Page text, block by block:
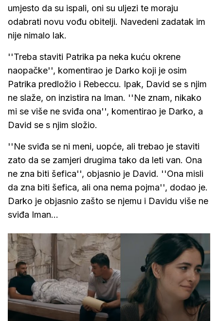
umjesto da su ispali, oni su uljezi te moraju
odabrati novu vođu obitelji. Navedeni zadatak im
nije nimalo lak.
''Treba staviti Patrika pa neka kuću okrene
naopačke'', komentirao je Darko koji je osim
Patrika predložio i Rebeccu. Ipak, David se s njim
ne slaže, on inzistira na Iman. ''Ne znam, nikako
mi se više ne sviđa ona'', komentirao je Darko, a
David se s njim složio.
''Ne sviđa se ni meni, uopće, ali trebao je staviti
zato da se zamjeri drugima tako da leti van. Ona
ne zna biti šefica'', objasnio je David. ''Ona misli
da zna biti šefica, ali ona nema pojma'', dodao je.
Darko je objasnio zašto se njemu i Davidu više ne
sviđa Iman...